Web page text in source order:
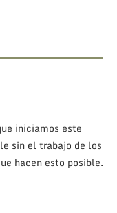
iniciamos este
sin el trabajo de los
hacen esto posible.